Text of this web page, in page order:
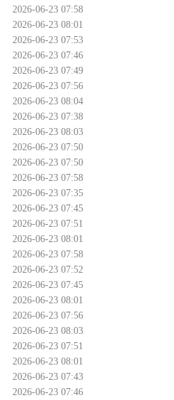
2026-06-23 07:58
2026-06-23 08:01
2026-06-23 07:53
2026-06-23 07:46
2026-06-23 07:49
2026-06-23 07:56
2026-06-23 08:04
2026-06-23 07:38
2026-06-23 08:03
2026-06-23 07:50
2026-06-23 07:50
2026-06-23 07:58
2026-06-23 07:35
2026-06-23 07:45
2026-06-23 07:51
2026-06-23 08:01
2026-06-23 07:58
2026-06-23 07:52
2026-06-23 07:45
2026-06-23 08:01
2026-06-23 07:56
2026-06-23 08:03
2026-06-23 07:51
2026-06-23 08:01
2026-06-23 07:43
2026-06-23 07:46